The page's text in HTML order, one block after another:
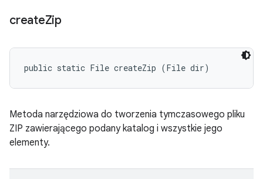
createZip
public static File createZip (File dir)
Metoda narzędziowa do tworzenia tymczasowego pliku
ZIP zawierającego podany katalog i wszystkie jego
elementy.